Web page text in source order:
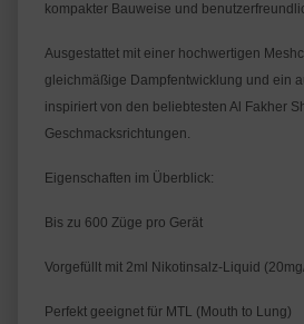
kompakter Bauweise und
Ausgestattet mit einer hochwertigen
gleichmäßige Dampfentwicklung und ein
inspiriert von den beliebtesten Al Fakher
Geschmacksrichtungen.
Eigenschaften im Überblick:
Bis zu 600 Züge pro Gerät
Vorgefüllt mit 2ml Nikotinsalz-Liquid
Perfekt geeignet für MTL (Mouth to Lung)